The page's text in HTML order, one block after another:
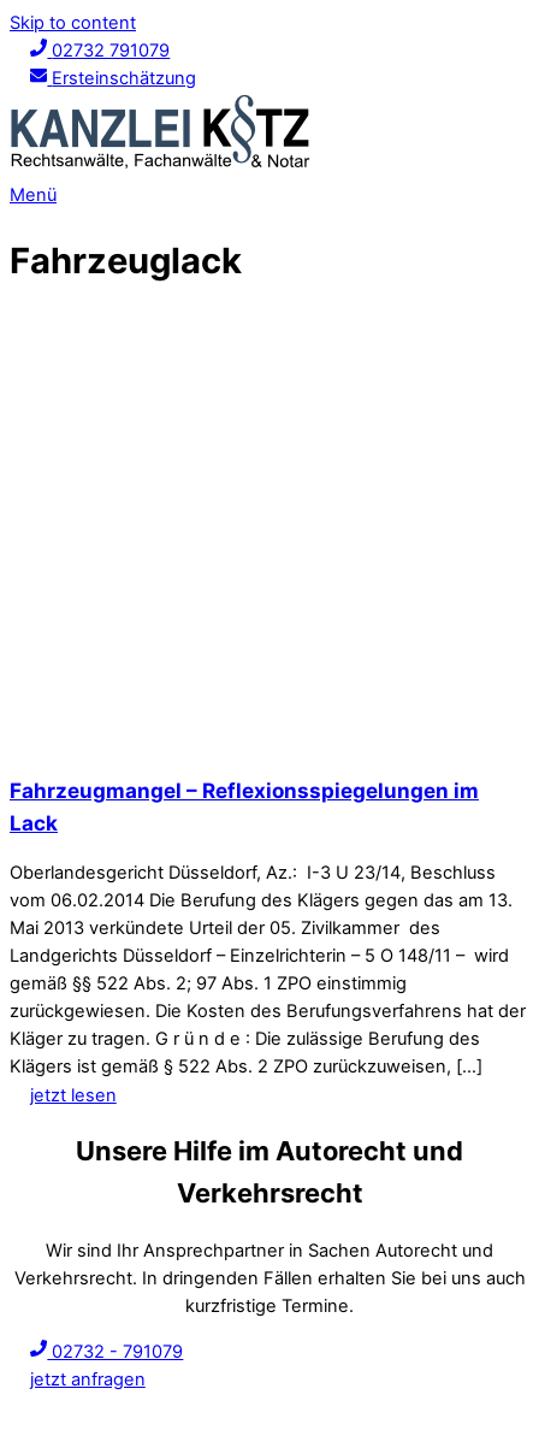
Skip to content
02732 791079
Ersteinschätzung
Menü
Fahrzeuglack
Fahrzeugmangel – Reflexionsspiegelungen im
Lack
Oberlandesgericht Düsseldorf, Az.: I-3 U 23/14, Beschluss
vom 06.02.2014 Die Berufung des Klägers gegen das am 13.
Mai 2013 verkündete Urteil der 05. Zivilkammer des
Landgerichts Düsseldorf – Einzelrichterin – 5 O 148/11 – wird
gemäß §§ 522 Abs. 2; 97 Abs. 1 ZPO einstimmig
zurückgewiesen. Die Kosten des Berufungsverfahrens hat der
Kläger zu tragen. G r ü n d e : Die zulässige Berufung des
Klägers ist gemäß § 522 Abs. 2 ZPO zurückzuweisen, […]
jetzt lesen
Unsere Hilfe im Autorecht und
Verkehrsrecht
Wir sind Ihr Ansprechpartner in Sachen Autorecht und
Verkehrsrecht. In dringenden Fällen erhalten Sie bei uns auch
kurzfristige Termine.
02732 - 791079
jetzt anfragen